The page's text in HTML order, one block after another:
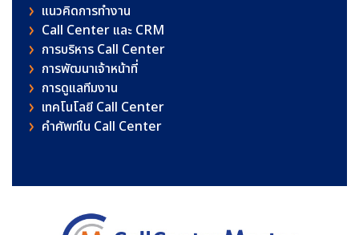
แนวคิดการทำงาน
Call Center และ CRM
การบริหาร Call Center
การพัฒนาเจ้าหน้าที่
การดูแลทีมงาน
เทคโนโลยี Call Center
คําศัพท์ใน Call Center